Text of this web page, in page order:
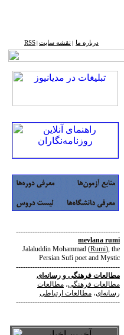
درباره ما نقشه ‌سایت RSS
--------------------------------------------
mevlana rumi
Jalaluddin Mohammad (Rumi), the
Persian Sufi poet and Mystic
--------------------------------------------
مطالعات فرهنگی و رسانه‌ای
مطالعات فرهنگی، مطالعات
رسانه‌ای، مطالعات ارتباطی
--------------------------------------------